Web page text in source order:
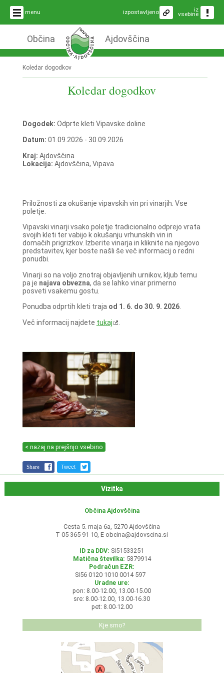
menu iz
vsebine
izpostavljeno
Občina Ajdovščina
Koledar dogodkov
Koledar dogodkov
Dogodek: Odprte kleti Vipavske doline
Datum: 01.09.2026 - 30.09.2026
Kraj: Ajdovščina
Lokacija: Ajdovščina, Vipava
Priložnosti za okušanje vipavskih vin pri vinarjih. Vse
poletje.
Vipavski vinarji vsako poletje tradicionalno odprejo vrata
svojih kleti ter vabijo k okušanju vrhunskih vin in
domačih prigrizkov. Izberite vinarja in kliknite na njegovo
predstavitev, kjer boste našli še več informacij o redni
ponudbi.
Vinarji so na voljo znotraj objavljenih urnikov, kljub temu
pa je najava obvezna, da se lahko vinar primerno
posveti vsakemu gostu.
Ponudba odprtih kleti traja od 1. 6. do 30. 9. 2026.
Več informacij najdete tukaj
< nazaj na prejšnjo vsebino
Share Tweet
Vizitka
Občina Ajdovščina
Cesta 5. maja 6a, 5270 Ajdovščina
T 05 365 91 10, E obcina@ajdovscina.si
ID za DDV: SI51533251
Matična številka: 5879914
Podračun EZR:
SI56 0120 1010 0014 597
Uradne ure:
pon: 8.00-12.00, 13.00-15.00
sre: 8.00-12.00, 13.00-16.30
pet: 8.00-12.00
Kje smo?